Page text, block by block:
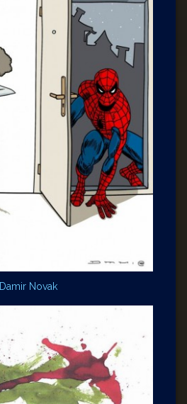
Damir Novak